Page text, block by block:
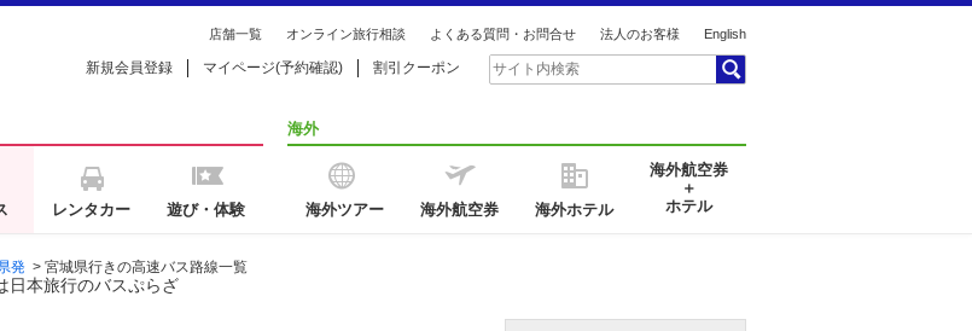
店舗一覧 オンライン旅行相談 よくある質問・お問合せ 法人のお客様 English
新規会員登録 マイページ(予約確認) 割引クーポン
レンタカー 遊び・体験
海外
海外ツアー 海外航空券 海外ホテル
海外航空券
＋
ホテル
発 > 宮城県行きの高速バス路線一覧
日本旅行のバスぷらざ